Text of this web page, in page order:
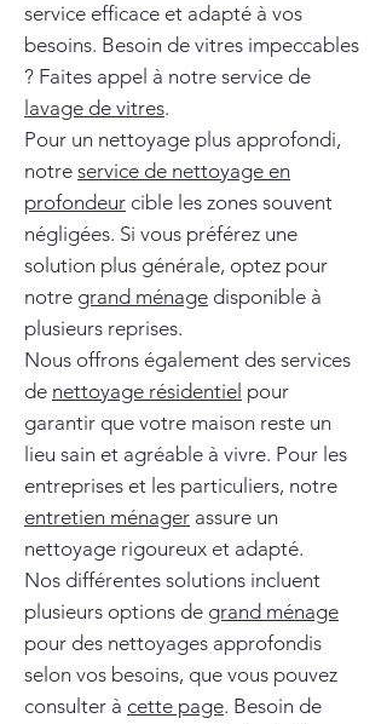
service efficace et adapté à vos
besoins. Besoin de vitres impeccables
? Faites appel à notre service de
lavage de vitres.
Pour un nettoyage plus approfondi,
notre service de nettoyage en
profondeur cible les zones souvent
négligées. Si vous préférez une
solution plus générale, optez pour
notre grand ménage disponible à
plusieurs reprises.
Nous offrons également des services
de nettoyage résidentiel pour
garantir que votre maison reste un
lieu sain et agréable à vivre. Pour les
entreprises et les particuliers, notre
entretien ménager assure un
nettoyage rigoureux et adapté.
Nos différentes solutions incluent
plusieurs options de grand ménage
pour des nettoyages approfondis
selon vos besoins, que vous pouvez
consulter à cette page. Besoin de